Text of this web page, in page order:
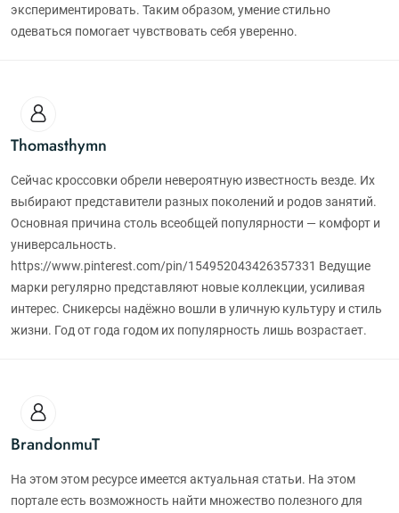
экспериментировать. Таким образом, умение стильно
одеваться помогает чувствовать себя уверенно.
Thomasthymn
Сейчас кроссовки обрели невероятную известность везде. Их
выбирают представители разных поколений и родов занятий.
Основная причина столь всеобщей популярности — комфорт и
универсальность.
https://www.pinterest.com/pin/154952043426357331 Ведущие
марки регулярно представляют новые коллекции, усиливая
интерес. Сникерсы надёжно вошли в уличную культуру и стиль
жизни. Год от года годом их популярность лишь возрастает.
BrandonmuT
На этом этом ресурсе имеется актуальная статьи. На этом
портале есть возможность найти множество полезного для